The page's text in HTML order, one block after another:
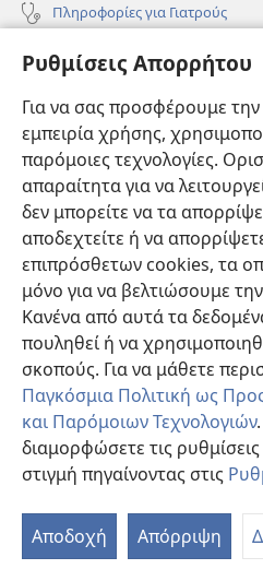
Ρυθμίσεις Απορρήτου
Για να σας προσφέρουμε
εμπειρία χρήσης,
παρόμοιες τεχνολογίες.
απαραίτητα για να
δεν μπορείτε να τα
αποδεχτείτε ή να
επιπρόσθετων cookies, τα
μόνο για να βελτιώσουμε
Κανένα από αυτά τα
πουληθεί ή να
σκοπούς. Για να μάθετε
Παγκόσμια Πολιτική ως
και Παρόμοιων Τεχνολογιών
διαμορφώσετε τις
στιγμή πηγαίνοντας στις
Αποδοχή Απόρριψη
Πληροφορίες για Γιατρούς
Πληροφορίες για Επίσημους
Συνεισφορές
(ανοίγει
παράθυρο)ΔΙΑΔΙΚΤΥΑΚΗ ΒΙΒΛΙΟΘΗΚΗ
(ανοίγει
νέο
παράθυρο)
JW Hub
(ανοίγει
νέο
παράθυρο)JW Library®
Βιβλιοθήκη της Σκοπιάς
Copyright © 2026 Watch Tower Bible
ΟΡΟΙ ΧΡΗΣΗΣ |ΠΟΛΙΤΙΚΗ